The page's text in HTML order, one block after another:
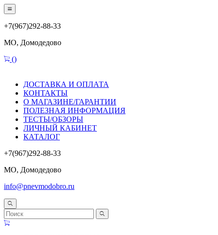
+7(967)292-88-33
МО, Домодедово
()
ДОСТАВКА И ОПЛАТА
КОНТАКТЫ
О МАГАЗИНЕ/ГАРАНТИИ
ПОЛЕЗНАЯ ИНФОРМАЦИЯ
ТЕСТЫ/ОБЗОРЫ
ЛИЧНЫЙ КАБИНЕТ
КАТАЛОГ
+7(967)292-88-33
МО, Домодедово
info@pnevmodobro.ru